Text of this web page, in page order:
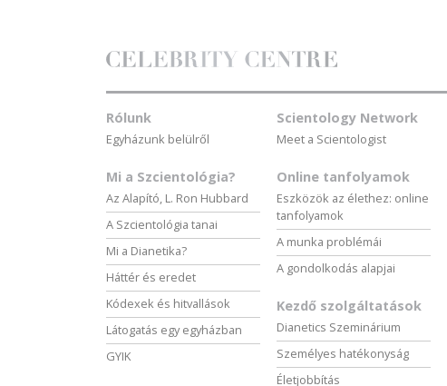
Rólunk
Egyházunk belülről
Mi a Szcientológia?
Az Alapító, L. Ron Hubbard
A Szcientológia tanai
Mi a Dianetika?
Háttér és eredet
Kódexek és hitvallások
Látogatás egy egyházban
GYIK
Scientology Network
Meet a Scientologist
Online tanfolyamok
Eszközök az élethez: online
tanfolyamok
A munka problémái
A gondolkodás alapjai
Kezdő szolgáltatások
Dianetics Szeminárium
Személyes hatékonyság
Életjobbítás